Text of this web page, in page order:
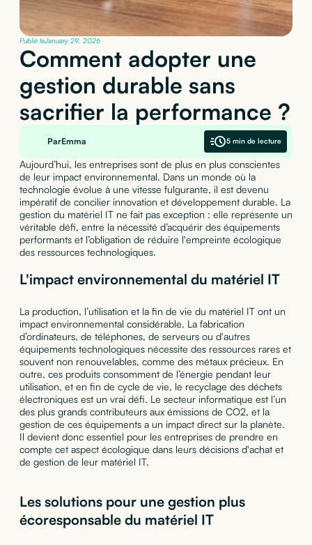
Publié leJanuary 29, 2026
Comment adopter une
gestion durable sans
sacrifier la performance ?
ParEmma 5 min de lecture
Aujourd’hui, les entreprises sont de plus en plus conscientes
de leur impact environnemental. Dans un monde où la
technologie évolue à une vitesse fulgurante, il est devenu
impératif de concilier innovation et développement durable. La
gestion du matériel IT ne fait pas exception : elle représente un
véritable défi, entre la nécessité d’acquérir des équipements
performants et l’obligation de réduire l'empreinte écologique
des ressources technologiques.
L'impact environnemental du matériel IT
La production, l’utilisation et la fin de vie du matériel IT ont un
impact environnemental considérable. La fabrication
d’ordinateurs, de téléphones, de serveurs ou d'autres
équipements technologiques nécessite des ressources rares et
souvent non renouvelables, comme des métaux précieux. En
outre, ces produits consomment de l’énergie pendant leur
utilisation, et en fin de cycle de vie, le recyclage des déchets
électroniques est un vrai défi. Le secteur informatique est l’un
des plus grands contributeurs aux émissions de CO2, et la
gestion de ces équipements a un impact direct sur la planète.
Il devient donc essentiel pour les entreprises de prendre en
compte cet aspect écologique dans leurs décisions d'achat et
de gestion de leur matériel IT.
Les solutions pour une gestion plus
écoresponsable du matériel IT